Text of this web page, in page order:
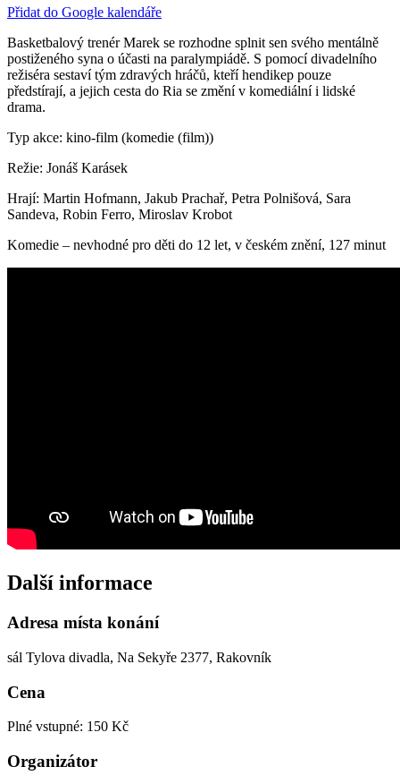
Přidat do Google kalendáře
Basketbalový trenér Marek se rozhodne splnit sen svého mentálně
postiženého syna o účasti na paralympiádě. S pomocí divadelního
režiséra sestaví tým zdravých hráčů, kteří hendikep pouze
předstírají, a jejich cesta do Ria se změní v komediální i lidské
drama.
Typ akce: kino-film (komedie (film))
Režie: Jonáš Karásek
Hrají: Martin Hofmann, Jakub Prachař, Petra Polnišová, Sara
Sandeva, Robin Ferro, Miroslav Krobot
Komedie – nevhodné pro děti do 12 let, v českém znění, 127 minut
Další informace
Adresa místa konání
sál Tylova divadla, Na Sekyře 2377, Rakovník
Cena
Plné vstupné: 150 Kč
Organizátor